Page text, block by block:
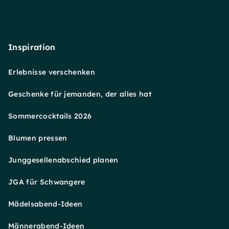
Inspiration
Erlebnisse verschenken
Geschenke für jemanden, der alles hat
Sommercocktails 2026
Blumen pressen
Junggesellenabschied planen
JGA für Schwangere
Mädelsabend-Ideen
Männerabend-Ideen